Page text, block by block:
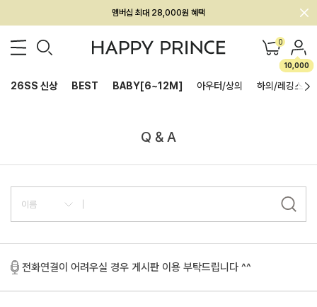
멤버십 최대 28,000원 혜택
0
10,000
26SS 신상 BEST BABY[6~12M] 아우터/상의 하의/레깅스
Q & A
전화연결이 어려우실 경우 게시판 이용 부탁드립니다 ^^